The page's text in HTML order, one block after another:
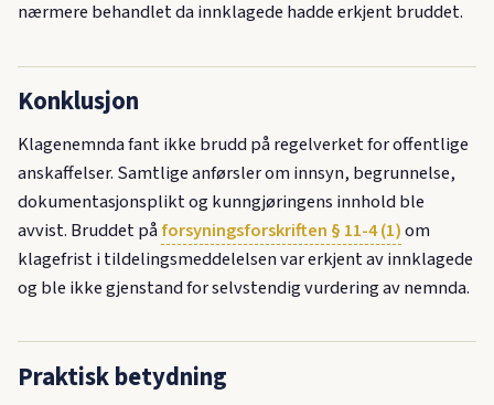
nærmere behandlet da innklagede hadde erkjent bruddet.
Konklusjon
Klagenemnda fant ikke brudd på regelverket for offentlige
anskaffelser. Samtlige anførsler om innsyn, begrunnelse,
dokumentasjonsplikt og kunngjøringens innhold ble
avvist. Bruddet påforsyningsforskriften § 11-4 (1)om
klagefrist i tildelingsmeddelelsen var erkjent av innklagede
og ble ikke gjenstand for selvstendig vurdering av nemnda.
Praktisk betydning